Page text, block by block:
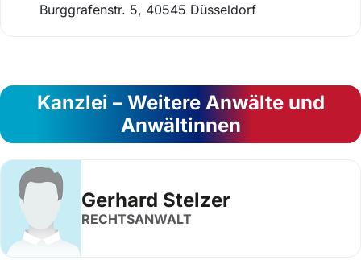
Burggrafenstr. 5, 40545 Düsseldorf
Kanzlei – Weitere Anwälte und
Anwältinnen
Gerhard Stelzer
RECHTSANWALT